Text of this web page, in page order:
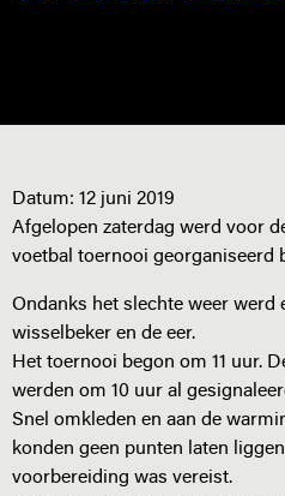
Datum: 12 juni 2019
Afgelopen zaterdag werd voor
voetbal toernooi georganiseerd
Ondanks het slechte weer
wisselbeker en de eer.
Het toernooi begon om 11 uur.
werden om 10 uur al
Snel omkleden en aan de
konden geen punten laten
voorbereiding was vereist.